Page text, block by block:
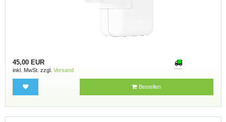
45,00 EUR
inkl. MwSt. zzgl. Versand
Bestellen